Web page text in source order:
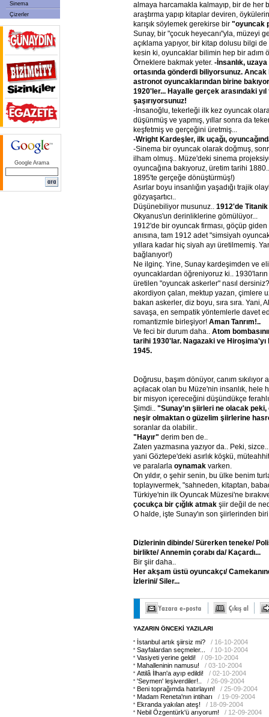
Sinema
Çizerler
Google Arama
almaya harcamakla kalmayıp, bir de her
araştırma yapıp kitaplar deviren,
karışık söylemek gerekirse bir "oyuncak
Sunay, bir "çocuk heyecanı"yla, müzeyi
açıklama yapıyor, bir kitap dolusu bilgi
kesin ki, oyuncaklar bilimin hep bir adım
Örneklere bakmak yeter. -İnsanlık,
ortasında gönderdi biliyorsunuz. Ancak
astronot oyuncaklarından birine
1920'ler... Hayalle gerçek arasındaki yıl
şaşırıyorsunuz!
-İnsanoğlu, tekerleği ilk kez oyuncak
düşünmüş ve yapmış, yıllar sonra da
keşfetmiş ve gerçeğini üretmiş...
-Wright Kardeşler, ilk uçağı,
-Sinema bir oyuncak olarak doğmuş,
ilham olmuş.. Müze'deki sinema
oyuncağına bakıyoruz, üretim tarihi
1895'te gerçeğe dönüştürmüş!)
Asırlar boyu insanlığın yaşadığı trajik
gözyaşartıcı..
Düşünebiliyor musunuz.. 1912'de
Okyanus'un derinliklerine gömülüyor...
1912'de bir oyuncak firması, göçüp giden
anısına, tam 1912 adet "simsiyah
yıllara kadar hiç siyah ayı üretilmemiş.
bağlanıyor!)
Ne ilginç. Yine, Sunay kardeşimden ve
oyuncaklardan öğreniyoruz ki..
üretilen "oyuncak askerler" nasıl
akordiyon çalan, mektup yazan, çimlere
bakan askerler, diz boyu, sıra sıra. Yani,
savaşa, en sempatik yöntemlerle davet
romantizmle birleşiyor! Aman Tanrım!..
Ve feci bir durum daha.. Atom
tarihi 1930'lar. Nagazaki ve Hiroşima'yı
1945.
Doğrusu, başım dönüyor, canım
açılacak olan bu Müze'nin insanlık, hele
bir misyon içereceğini düşündükçe
Şimdi.. "Sunay'ın şiirleri ne olacak peki,
neşir olmaktan o güzelim şiirlerine
soranlar da olabilir..
"Hayır" derim ben de..
Zaten yazmasına yazıyor da.. Peki,
yani Göztepe'deki asırlık köşkü,
ve paralarla oynamak varken.
On yıldır, o şehir senin, bu ülke benim
toplayıvermek, "sahneden, kitaptan,
Türkiye'nin ilk Oyuncak Müzesi'ne
çocukça bir çığlık atmak şiir değil de
O halde, işte Sunay'ın son şiirlerinden
Dizlerinin dibinde/ Sürerken teneke/
birlikte/ Annemin çorabı da/ Kaçardı...
Bir şiir daha..
Her akşam üstü oyuncakçı/
İzlerini/ Siler...
YAZARIN ÖNCEKİ YAZILARI
İstanbul artık şiirsiz mi?
/ 16-10-2004
Sayfalardan seçmeler...
/ 10-10-2004
Vasiyeti yerine geldi!
/ 09-10-2004
Mahalleninin namusu!
/ 03-10-2004
Attilâ İlhan'a ayıp edildi!
/ 02-10-2004
'Seymen' leşiverdiler!..
/ 26-09-2004
Beni toprağımda hatırlayın!
/ 25-09-2004
Madam Reneta'nın intiharı
/ 19-09-2004
Ekranda yakılan ateş!
/ 18-09-2004
Nebil Özgentürk'ü arıyorum!
/ 12-09-2004